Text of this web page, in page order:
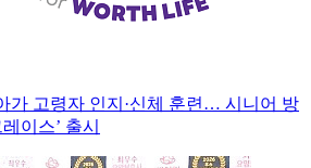
가 고령자 인지·신체 훈련… 시니어 방
이스’ 출시